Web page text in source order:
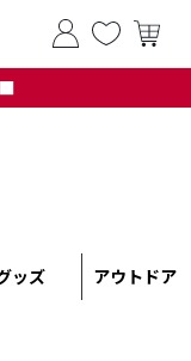
■
ッズ アウトドア